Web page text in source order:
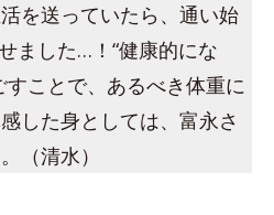
を送っていたら、通い始
ました…！“健康的にな
すことで、あるべき体重に
した身としては、富永さ
（清水）